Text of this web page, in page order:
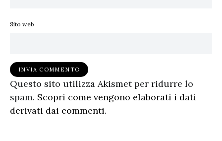
Sito web
Questo sito utilizza Akismet per ridurre lo
spam. Scopri come vengono elaborati i dati
derivati dai commenti.